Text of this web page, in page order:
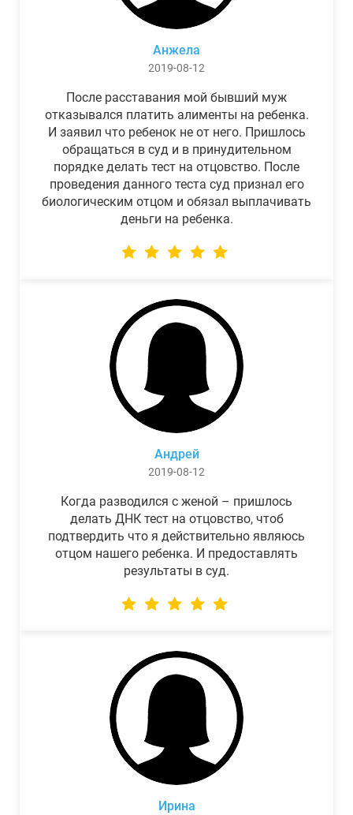
Анжела
2019-08-12
После расставания мой бывший муж
отказывался платить алименты на ребенка.
И заявил что ребенок не от него. Пришлось
обращаться в суд и в принудительном
порядке делать тест на отцовство. После
проведения данного теста суд признал его
биологическим отцом и обязал выплачивать
деньги на ребенка.
Андрей
2019-08-12
Когда разводился с женой – пришлось
делать ДНК тест на отцовство, чтоб
подтвердить что я действительно являюсь
отцом нашего ребенка. И предоставлять
результаты в суд.
Ирина